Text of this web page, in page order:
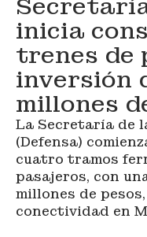
inicia
trenes de
inversión
millones
La Secretaría de
(Defensa)
cuatro tramos
pasajeros, con
millones de
conectividad en